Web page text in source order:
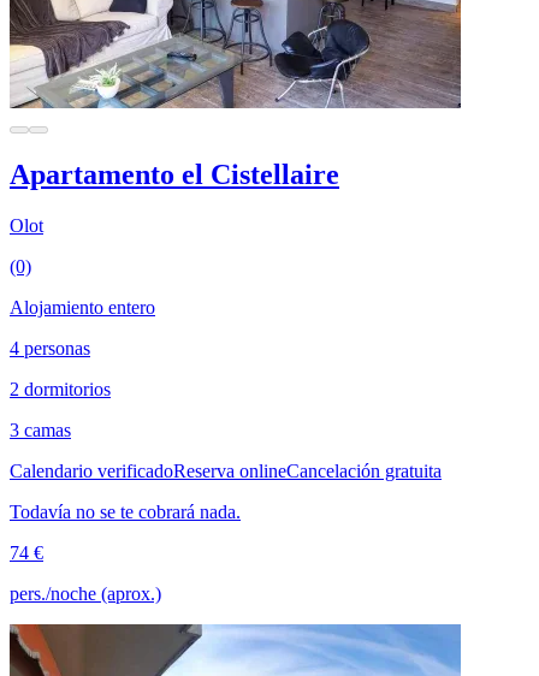
Apartamento el Cistellaire
Olot
(0)
Alojamiento entero
4 personas
2 dormitorios
3 camas
Calendario verificadoReserva onlineCancelación gratuita
Todavía no se te cobrará nada.
74 €
pers./noche (aprox.)